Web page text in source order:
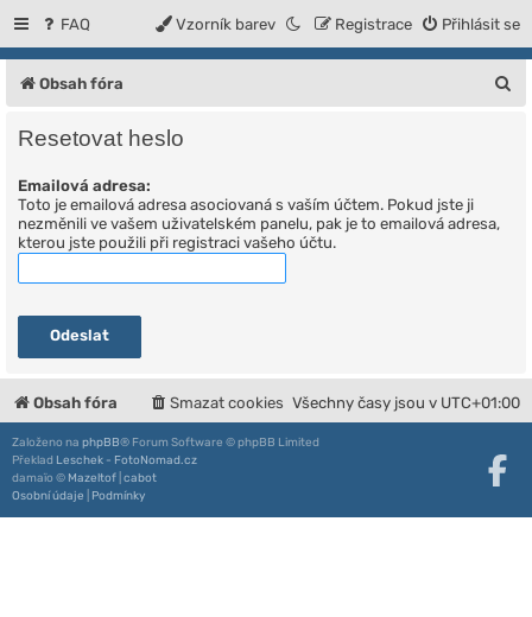
FAQ Přihlásit se
Registrace
Vzorník barev
Obsah fóra
Resetovat heslo
Emailová adresa:
Toto je emailová adresa asociovaná s vaším účtem. Pokud jste ji
nezměnili ve vašem uživatelském panelu, pak je to emailová adresa,
kterou jste použili při registraci vašeho účtu.
Obsah fóra Všechny časy jsou v UTC+01:00
Smazat cookies
Založeno na phpBB® Forum Software © phpBB Limited
Překlad Leschek - FotoNomad.cz
damaïo © Mazeltof cabot
Osobní údaje
Podmínky